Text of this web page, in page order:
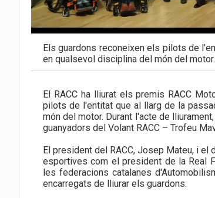
Els guardons reconeixen els pilots de
en qualsevol disciplina del món del motor.
El RACC ha lliurat els premis RACC
pilots de l'entitat que al llarg de la
món del motor. Durant l'acte de
guanyadors del Volant RACC – Trofeu
El president del RACC, Josep Mateu, i
esportives com el president de la Real
les federacions catalanes
encarregats de lliurar els guardons.